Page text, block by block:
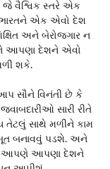
જે વૈશ્વિક સ્તરે એક
એક એવો દેશ
અને બેરોજગાર ન
આપણા દેશને એવો
શકે.
સૌને વિનંતી છે કે
સારી રીતે
તેટલું સાથે મળીને કામ
બનાવવું પડશે. અને
આપણે આપણા દેશને